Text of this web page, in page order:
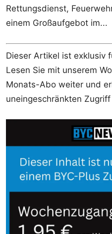
Rettungsdienst,
einem Großaufgebot im...
Dieser Artikel ist exklusiv
Lesen Sie mit unserem
Monats-Abo weiter und
uneingeschränkten